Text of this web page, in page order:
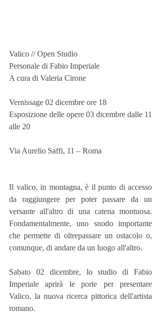
Valico // Open Studio
Personale di Fabio Imperiale
A cura di Valeria Cirone
Vernissage 02 dicembre ore 18
Esposizione delle opere 03 dicembre dalle 11
alle 20
Via Aurelio Saffi, 11 – Roma
Il valico, in montagna, è il punto di accesso
da raggiungere per poter passare da un
versante all'altro di una catena montuosa.
Fondamentalmente, uno snodo importante
che permette di oltrepassare un ostacolo o,
comunque, di andare da un luogo all'altro.
Sabato 02 dicembre, lo studio di Fabio
Imperiale aprirà le porte per presentare
Valico, la nuova ricerca pittorica dell'artista
romano.